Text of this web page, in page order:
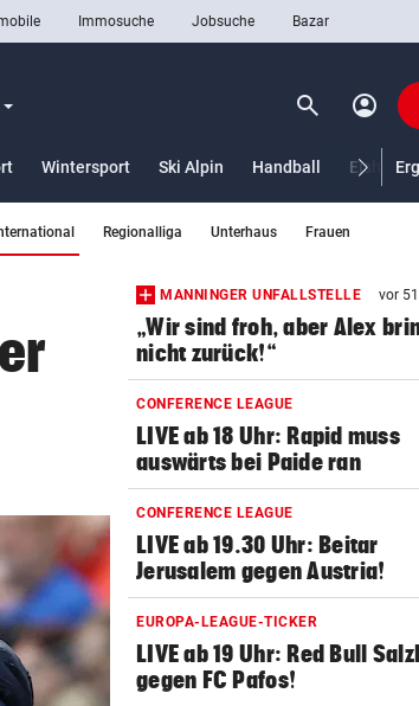
Immosuche Jobsuche Bazar
Menü aufklappen search Suchen
account_circle
Wintersport Ski Alpin Handball
Regionalliga Unterhaus Frauen
MANNINGER UNFALLSTELLE vor
„Wir sind froh, aber Alex
nicht zurück!“
CONFERENCE LEAGUE
LIVE ab 18 Uhr: Rapid muss
auswärts bei Paide ran
CONFERENCE LEAGUE
LIVE ab 19.30 Uhr: Beitar
Jerusalem gegen Austria!
EUROPA-LEAGUE-TICKER
LIVE ab 19 Uhr: Red Bull
gegen FC Pafos!